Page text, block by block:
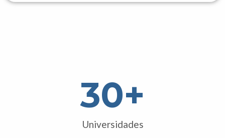
Universidades
30+